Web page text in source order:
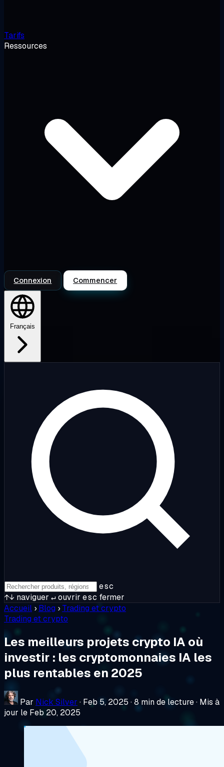
Tarifs
Ressources
Connexion Commencer
Français
esc
↑↓ naviguer ↵ouvrir esc fermer
Accueil › Blog › Trading et crypto
Trading et crypto
Les meilleurs projets crypto IA où
investir : les cryptomonnaies IA les
plus rentables en 2025
Par Nick Silver · Feb 5, 2025 ·8 min de lecture· Mis à
jour le Feb 20, 2025